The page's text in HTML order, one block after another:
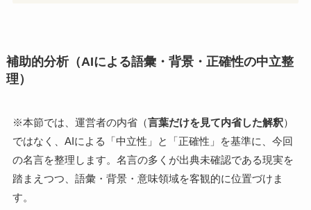
補助的分析（AIによる語彙・背景・正確性の中立整
理）
※本節では、運営者の内省（言葉だけを見て内省した解釈）
ではなく、AIによる「中立性」と「正確性」を基準に、今回
の名言を整理します。名言の多くが出典未確認である現実を
踏まえつつ、語彙・背景・意味領域を客観的に位置づけま
す。